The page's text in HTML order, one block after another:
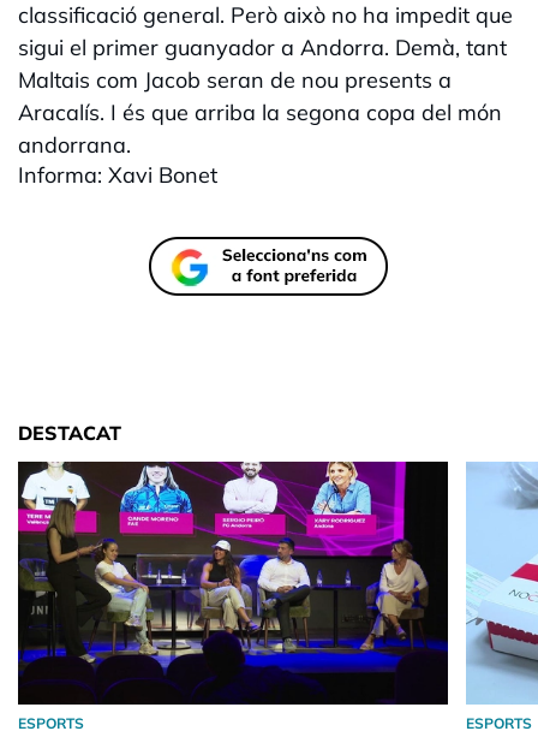
classificació general. Però això no ha impedit que
sigui el primer guanyador a Andorra. Demà, tant
Maltais com Jacob seran de nou presents a
Aracalís. I és que arriba la segona copa del món
andorrana.
Informa: Xavi Bonet
DESTACAT
ESPORTS ESPORTS